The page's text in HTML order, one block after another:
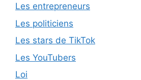
Les entrepreneurs
Les politiciens
Les stars de TikTok
Les YouTubers
Loi